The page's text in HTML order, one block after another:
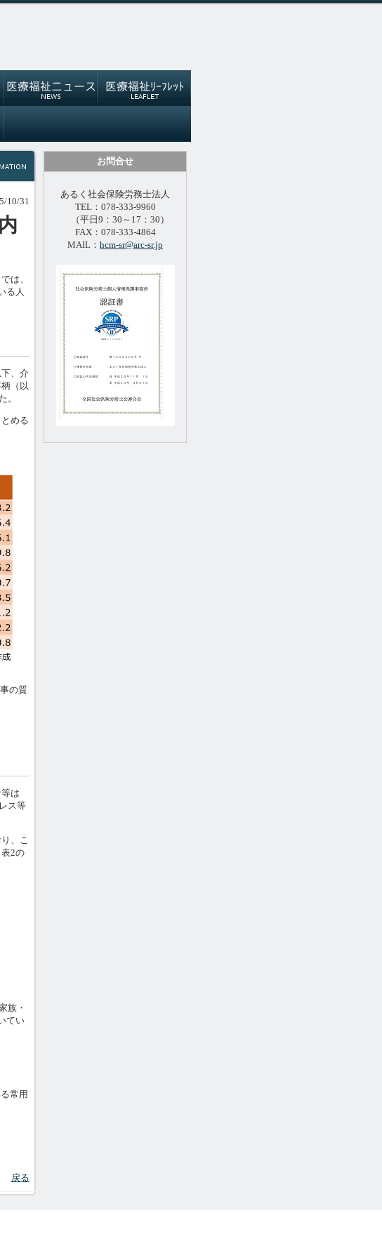
10/31
は、
る人
、介
（以
。
める
の質
は
ス等
、こ
2の
族・
てい
常用
戻る
お問合せ
あるく社会保険労務士法人
TEL：078-333-9960
（平日9：30～17：30）
FAX：078-333-4864
MAIL： hcm-sr@arc-sr.jp